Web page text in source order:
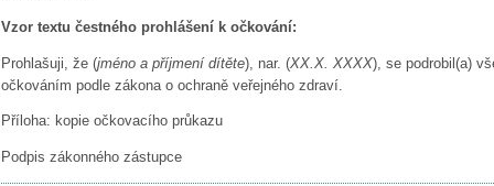
Vzor textu čestného prohlášení k očkování:
Prohlašuji, že (jméno a příjmení dítěte), nar. (XX.X. XXXX), se podrobil(a)
očkováním podle zákona o ochraně veřejného zdraví.
Příloha: kopie očkovacího průkazu
Podpis zákonného zástupce